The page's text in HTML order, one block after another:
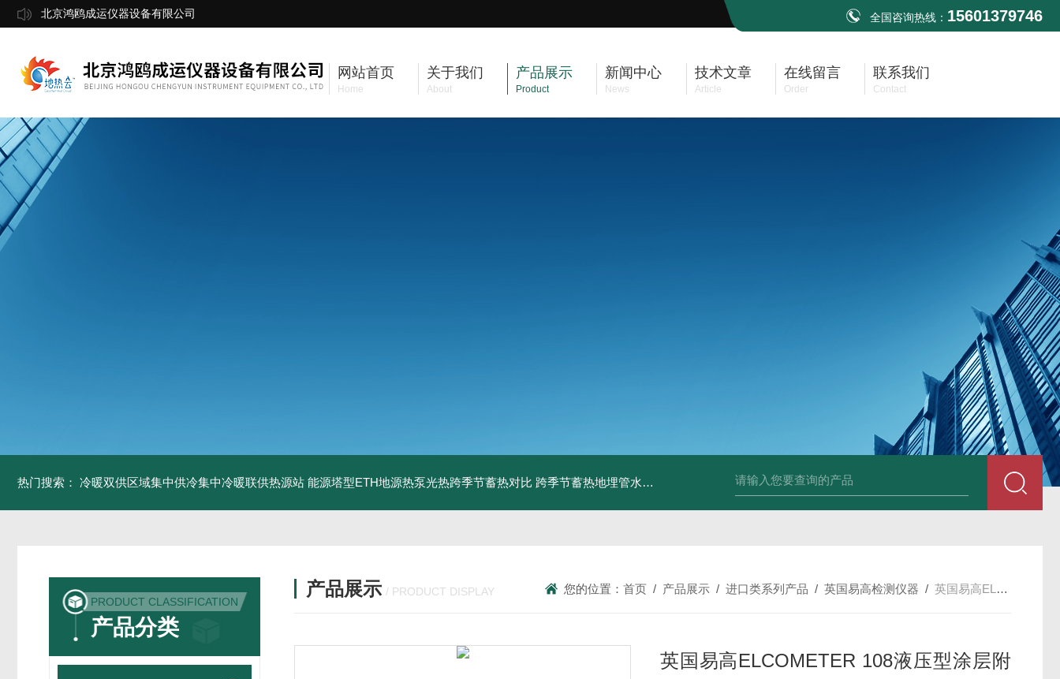
北京鸿鸥成运仪器设备有限公司 全国咨询热线： 15601379746
网站首页
Home
关于我们
About
产品展示
Product
新闻中心
News
技术文章
Article
在线留言
Order
联系我们
Contact
热门搜索： 冷暖双供区域集中供冷集中冷暖联供热源站 能源塔型ETH地源热泵光热跨季节蓄热对比 跨季节蓄热地埋管水池湖面储热技术研究对比 中深浅层地源热泵空调系统运行故障诊断修复 冷暖双
PRODUCT CLASSIFICATION
产品分类
产品展示 / PRODUCT DISPLAY 您的位置：首页 / 产品展示 /进口类系列产品 /英国易高检测仪器 /英国易高ELCOMETER 108液压型涂层附着力测试仪 涂层测厚仪
英国易高ELCOMETER 108液压型涂层附